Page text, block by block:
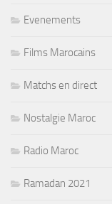
Evenements
Films Marocains
Matchs en direct
Nostalgie Maroc
Radio Maroc
Ramadan 2021